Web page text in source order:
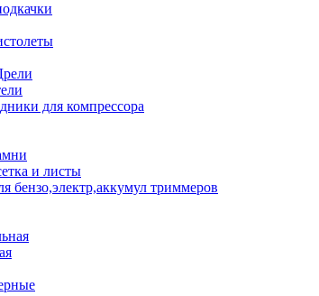
для компрессора
и листы
бензо,электр,аккумул триммеров